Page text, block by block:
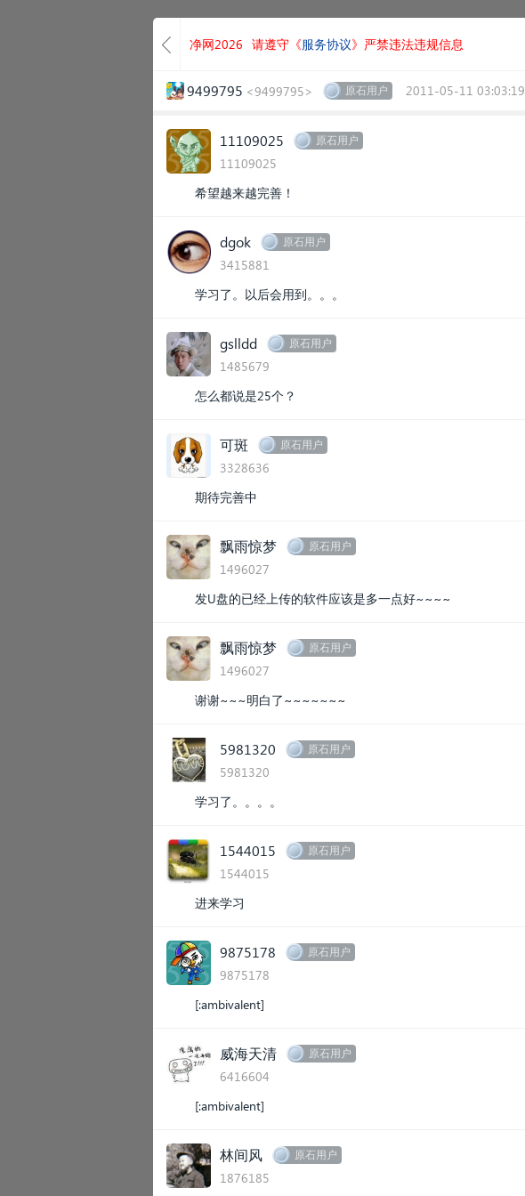
净网2026 请遵守《服务协议》严禁违法违规信息
9499795 <9499795> 原石用户 2011-05-11 03:03:19
11109025 原石用户
11109025
希望越来越完善！
dgok 原石用户
3415881
学习了。以后会用到。。。
gslldd 原石用户
1485679
怎么都说是25个？
可斑 原石用户
3328636
期待完善中
飘雨惊梦 原石用户
1496027
发U盘的已经上传的软件应该是多一点好~~~~
飘雨惊梦 原石用户
1496027
谢谢~~~明白了~~~~~~~
5981320 原石用户
5981320
学习了。。。。
1544015 原石用户
1544015
进来学习
9875178 原石用户
9875178
[:ambivalent]
威海天清 原石用户
6416604
[:ambivalent]
林间风 原石用户
1876185